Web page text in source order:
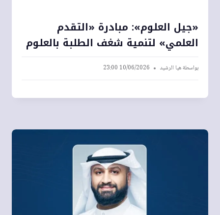
«جيل العلوم»: مبادرة «التقدم
العلمي» لتنمية شغف الطلبة بالعلوم
بواسطةهيا الرشيد 10/06/2026 23:00